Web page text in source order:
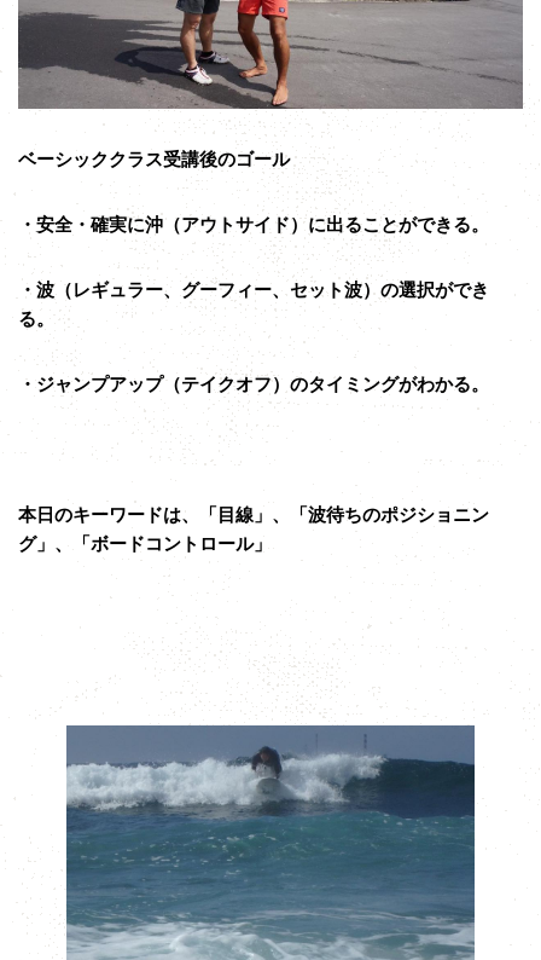
ベーシッククラス受講後のゴール
・安全・確実に沖（アウトサイド）に出ることができる。
・波（レギュラー、グーフィー、セット波）の選択ができ
る。
・ジャンプアップ（テイクオフ）のタイミングがわかる。
本日のキーワードは、「目線」、「波待ちのポジショニン
グ」、「ボードコントロール」